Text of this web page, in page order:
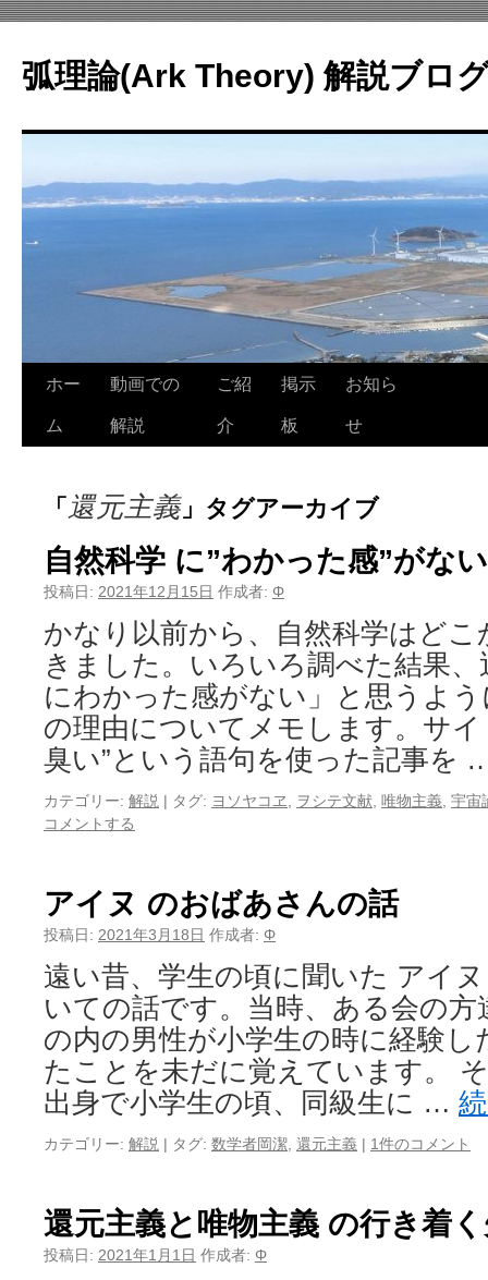
テ
ン
へ
ッ
プ
弧理論(Ark Theory) 解説ブロ
ホー
ム
動画での
解説
ご紹
介
掲示
板
お知ら
せ
「還元主義」タグアーカイブ
自然科学 に”わかった感”がな
投稿日: 2021年12月15日 作成者: Φ
かなり以前から、自然科学はど
きました。いろいろ調べた結果
にわかった感がない」と思うよ
の理由についてメモします。サイ
臭い”という語句を使った記事を
カテゴリー: 解説 | タグ: ヨソヤコヱ ヲシテ文献 唯物主義 宇宙
コメントする
アイヌ のおばあさんの話
投稿日: 2021年3月18日 作成者: Φ
遠い昔、学生の頃に聞いた アイ
いての話です。当時、ある会の
の内の男性が小学生の時に経験
たことを未だに覚えています。
出身で小学生の頃、同級生に …
カテゴリー: 解説 | タグ: 数学者岡潔 還元主義 | 1件のコメント
還元主義と唯物主義 の行き着
投稿日: 2021年1月1日 作成者: Φ